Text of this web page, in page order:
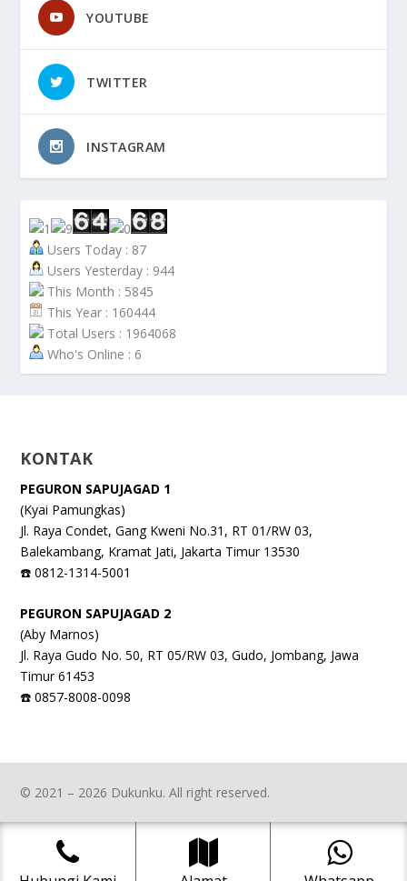
YOUTUBE
TWITTER
INSTAGRAM
Users Today : 87
Users Yesterday : 944
This Month : 5845
This Year : 160444
Total Users : 1964068
Who's Online : 6
KONTAK
PEGURON SAPUJAGAD 1
(Kyai Pamungkas)
Jl. Raya Condet, Gang Kweni No.31, RT 01/RW 03,
Balekambang, Kramat Jati, Jakarta Timur 13530
☎️ 0812-1314-5001
PEGURON SAPUJAGAD 2
(Aby Marnos)
Jl. Raya Gudo No. 50, RT 05/RW 03, Gudo, Jombang, Jawa
Timur 61453
☎️ 0857-8008-0098
© 2021 – 2026 Dukunku. All right reserved.